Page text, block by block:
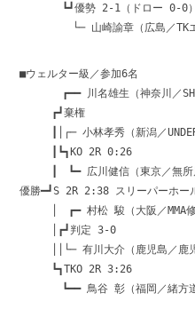
┗┛優勢 2-1（ドロー 0-0）
└─ 山崎諭章（広島／TKエ
■ウェルター級／参加6名
┏━━ 川名雄生（神奈川／
┏┛棄権
┃│┌─ 小林孝秀（新潟／UNDER
┃┗┓KO 2R 0:26
┃ ┗━ 広川健信（東京／無所
優勝━┛S 2R 2:38 スリーパーホー
│ ┏━ 村松 駿（大阪／MMA修斗
│┏┛判定 3-0
││└─ 有川大介（鹿児島／鹿児
┗┓TKO 2R 3:26
┗━━ 鳥谷 彰（福岡／緒方道